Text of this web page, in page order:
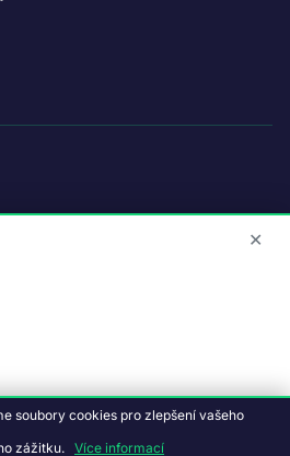
a ochrana dat.
✕
soubory cookies pro zlepšení vašeho
zážitku.
Více informací